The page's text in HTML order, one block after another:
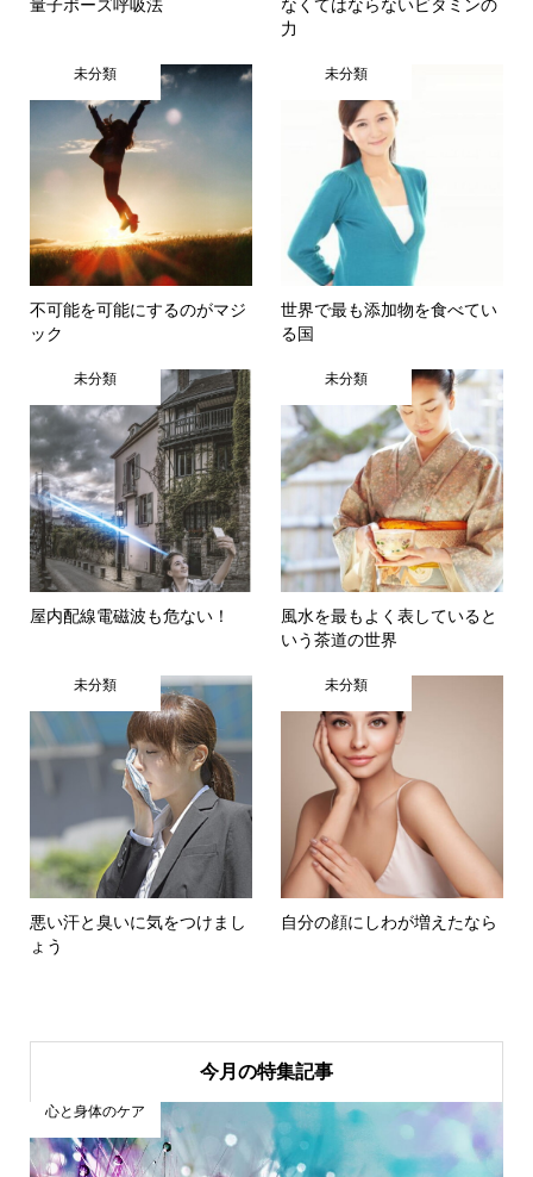
量子ポーズ呼吸法
なくてはならないビタミンの
力
未分類
不可能を可能にするのがマジ
ック
未分類
世界で最も添加物を食べてい
る国
未分類
屋内配線電磁波も危ない！
未分類
風水を最もよく表していると
いう茶道の世界
未分類
悪い汗と臭いに気をつけまし
ょう
未分類
自分の顔にしわが増えたなら
今月の特集記事
心と身体のケア